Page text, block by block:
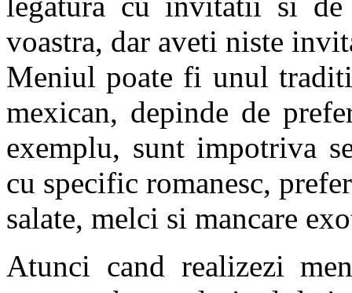
voastra, dar aveti niste
Meniul poate fi unul
mexican, depinde de
exemplu, sunt impotriva
cu specific romanesc,
salate, melci si mancare
Atunci cand realizezi